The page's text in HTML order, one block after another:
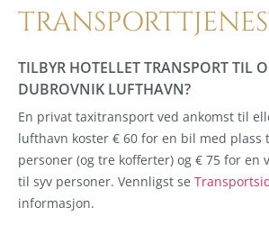
TILBYR HOTELLET TRANSPORT TIL
DUBROVNIK LUFTHAVN?
En privat taxitransport ved ankomst til
lufthavn koster € 60 for en bil med plass
personer (og tre kofferter) og € 75 for en
til syv personer. Vennligst se
informasjon.